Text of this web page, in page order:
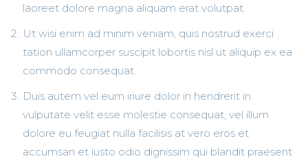
laoreet dolore magna aliquam erat volutpat.
Ut wisi enim ad minim veniam, quis nostrud exerci
tation ullamcorper suscipit lobortis nisl ut aliquip ex ea
commodo consequat.
Duis autem vel eum iriure dolor in hendrerit in
vulputate velit esse molestie consequat, vel illum
dolore eu feugiat nulla facilisis at vero eros et
accumsan et iusto odio dignissim qui blandit praesent